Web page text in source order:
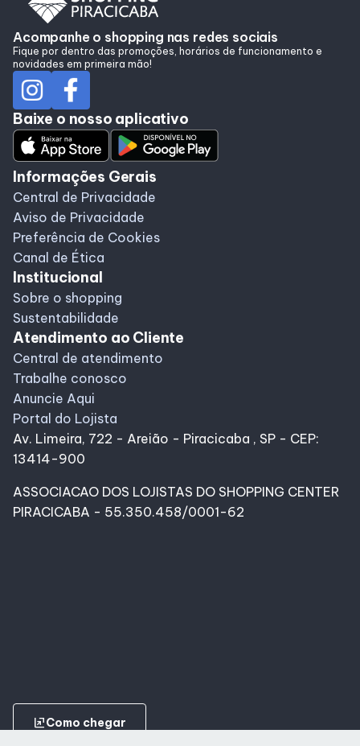
Alimentação
Programa de benefícios
Programa de Benefícios
Sorteio Todo Mês
Acompanhe o shopping nas redes sociais
Fique por dentro das promoções, horários de funcionamento e
novidades em primeira mão!
Baixe o nosso aplicativo
Informações Gerais
Central de Privacidade
Aviso de Privacidade
Preferência de Cookies
Canal de Ética
Institucional
Sobre o shopping
Sustentabilidade
Atendimento ao Cliente
Central de atendimento
Trabalhe conosco
Anuncie Aqui
Portal do Lojista
Av. Limeira, 722 - Areião - Piracicaba , SP - CEP:
13414-900
ASSOCIACAO DOS LOJISTAS DO SHOPPING CENTER
PIRACICABA - 55.350.458/0001-62
ungroupComo chegar